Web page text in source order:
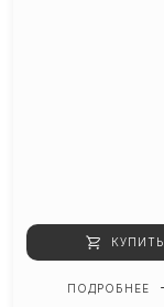
КУПИТЬ
ПОДРОБНЕЕ